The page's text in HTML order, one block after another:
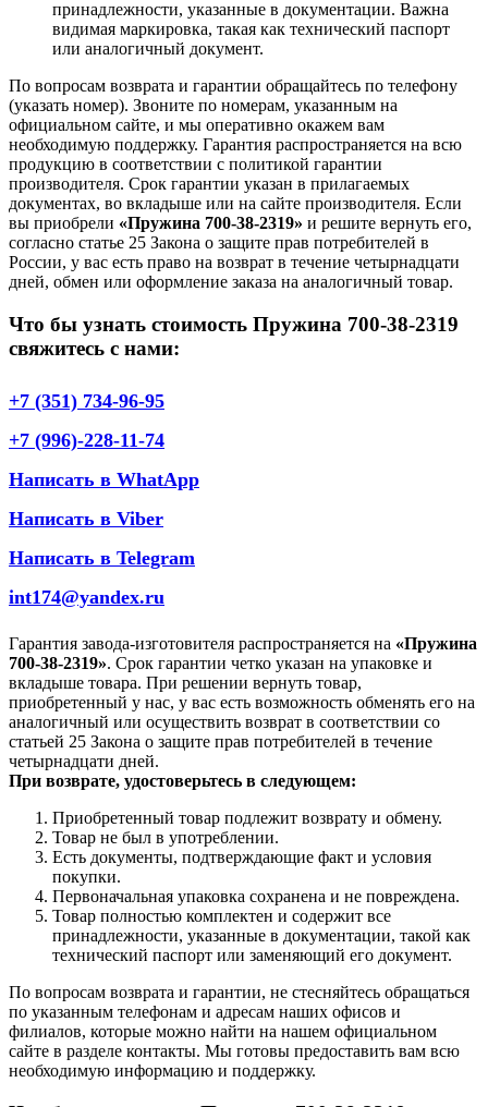
принадлежности, указанные в документации. Важна
видимая маркировка, такая как технический паспорт
или аналогичный документ.
По вопросам возврата и гарантии обращайтесь по телефону
(указать номер). Звоните по номерам, указанным на
официальном сайте, и мы оперативно окажем вам
необходимую поддержку. Гарантия распространяется на всю
продукцию в соответствии с политикой гарантии
производителя. Срок гарантии указан в прилагаемых
документах, во вкладыше или на сайте производителя. Если
вы приобрели «Пружина 700-38-2319» и решите вернуть его,
согласно статье 25 Закона о защите прав потребителей в
России, у вас есть право на возврат в течение четырнадцати
дней, обмен или оформление заказа на аналогичный товар.
Что бы узнать стоимость Пружина 700-38-2319
свяжитесь с нами:
+7 (351) 734-96-95
+7 (996)-228-11-74
Написать в WhatApp
Написать в Viber
Написать в Telegram
int174@yandex.ru
Гарантия завода-изготовителя распространяется на «Пружина
700-38-2319». Срок гарантии четко указан на упаковке и
вкладыше товара. При решении вернуть товар,
приобретенный у нас, у вас есть возможность обменять его на
аналогичный или осуществить возврат в соответствии со
статьей 25 Закона о защите прав потребителей в течение
четырнадцати дней.
При возврате, удостоверьтесь в следующем:
Приобретенный товар подлежит возврату и обмену.
Товар не был в употреблении.
Есть документы, подтверждающие факт и условия
покупки.
Первоначальная упаковка сохранена и не повреждена.
Товар полностью комплектен и содержит все
принадлежности, указанные в документации, такой как
технический паспорт или заменяющий его документ.
По вопросам возврата и гарантии, не стесняйтесь обращаться
по указанным телефонам и адресам наших офисов и
филиалов, которые можно найти на нашем официальном
сайте в разделе контакты. Мы готовы предоставить вам всю
необходимую информацию и поддержку.